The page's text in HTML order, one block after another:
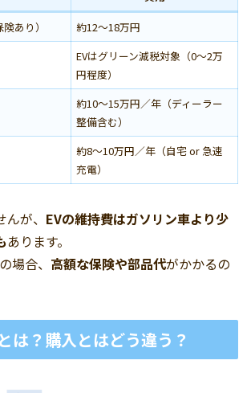
あり）
約12〜18万円
EVはグリーン減税対象（0〜2万
円程度）
約10〜15万円／年（ディーラー
整備含む）
約8〜10万円／年（自宅 or 急速
充電）
が、 EVの維持費はガソリン車より少
あります。
場合、 高額な保険や部品代がかかるの
は？購入とはどう違う？